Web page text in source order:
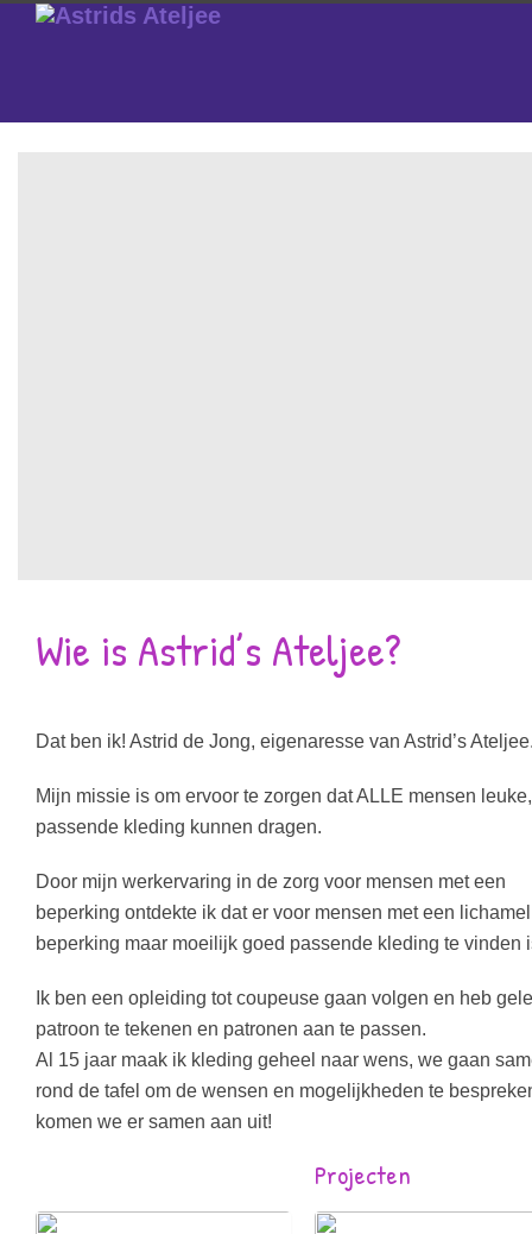
Wie is Astrid’s Ateljee?
Dat ben ik! Astrid de Jong, eigenaresse van Astrid’s
Mijn missie is om ervoor te zorgen dat ALLE mensen leuke,
passende kleding kunnen dragen.
Door mijn werkervaring in de zorg voor mensen met een
beperking ontdekte ik dat er voor mensen met een
beperking maar moeilijk goed passende kleding te vinden
Ik ben een opleiding tot coupeuse gaan volgen en heb
patroon te tekenen en patronen aan te passen.
Al 15 jaar maak ik kleding geheel naar wens, we gaan
rond de tafel om de wensen en mogelijkheden te
komen we er samen aan uit!
Projecten